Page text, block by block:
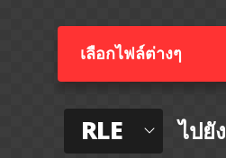
เลือกไฟล์ต่างๆ​
RLE ไปยัง